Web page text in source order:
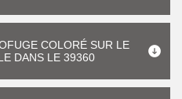
COLORÉ SUR LE
DANS LE 39360